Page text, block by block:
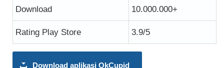
Download 10.000.000+
Rating Play Store 3.9/5
Download aplikasi OkCupid